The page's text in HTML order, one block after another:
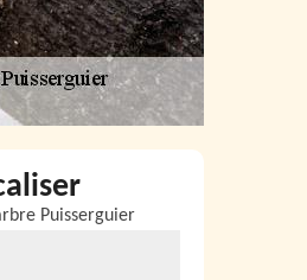
Puisserguier